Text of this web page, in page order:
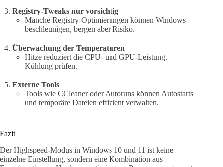
Registry-Tweaks nur vorsichtig
Manche Registry-Optimierungen können Windows
beschleunigen, bergen aber Risiko.
Überwachung der Temperaturen
Hitze reduziert die CPU- und GPU-Leistung.
Kühlung prüfen.
Externe Tools
Tools wie CCleaner oder Autoruns können Autostarts
und temporäre Dateien effizient verwalten.
Fazit
Der Highspeed-Modus in Windows 10 und 11 ist keine
einzelne Einstellung, sondern eine Kombination aus